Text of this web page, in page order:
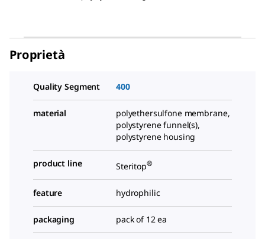
Proprietà
Quality Segment 400
material
polyethersulfone membrane,
polystyrene funnel(s),
polystyrene housing
product line Steritop®
feature hydrophilic
packaging pack of 12 ea